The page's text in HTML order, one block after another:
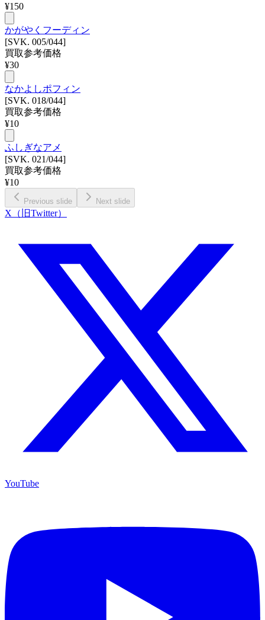
¥150
かがやくフーディン
[SVK. 005/044]
買取参考価格
¥30
なかよしポフィン
[SVK. 018/044]
買取参考価格
¥10
ふしぎなアメ
[SVK. 021/044]
買取参考価格
¥10
Previous slide Next slide
X（旧Twitter）
YouTube